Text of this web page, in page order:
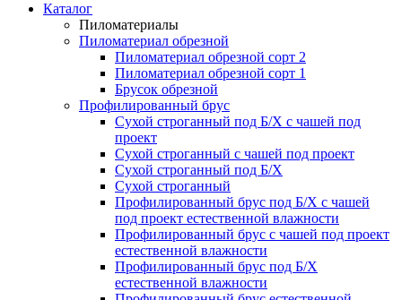
Каталог
Пиломатериалы
Пиломатериал обрезной
Пиломатериал обрезной сорт 2
Пиломатериал обрезной сорт 1
Брусок обрезной
Профилированный брус
Сухой строганный под Б/Х с чашей под
проект
Сухой строганный с чашей под проект
Сухой строганный под Б/Х
Сухой строганный
Профилированный брус под Б/Х с чашей
под проект естественной влажности
Профилированный брус с чашей под проект
естественной влажности
Профилированный брус под Б/Х
естественной влажности